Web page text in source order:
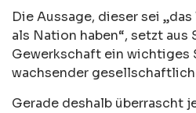
Die Aussage, dieser sei
als Nation haben“, setzt aus
Gewerkschaft ein wichtiges
wachsender
Gerade deshalb überrascht